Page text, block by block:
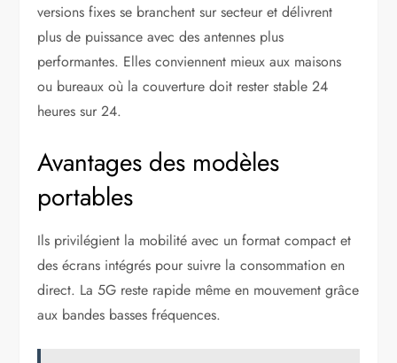
versions fixes se branchent sur secteur et délivrent
plus de puissance avec des antennes plus
performantes. Elles conviennent mieux aux maisons
ou bureaux où la couverture doit rester stable 24
heures sur 24.
Avantages des modèles
portables
Ils privilégient la mobilité avec un format compact et
des écrans intégrés pour suivre la consommation en
direct. La 5G reste rapide même en mouvement grâce
aux bandes basses fréquences.